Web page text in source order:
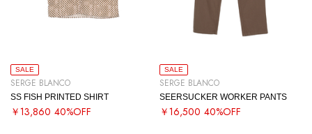
SALE
SERGE BLANCO
SS FISH PRINTED SHIRT
￥13,860 40%OFF
SALE
SERGE BLANCO
SEERSUCKER WORKER PANTS
￥16,500 40%OFF